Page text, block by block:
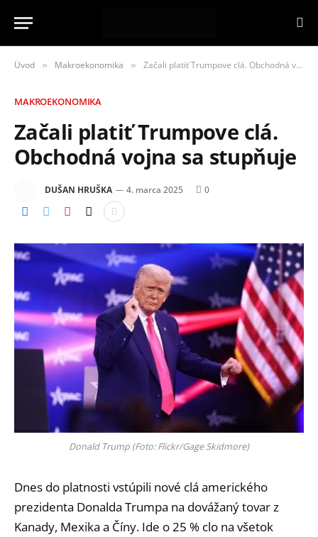
Úvod » Makroekonomika » Začali platiť Trumpove clá. Obchodná vojna sa stupňuje
MAKROEKONOMIKA
Začali platiť Trumpove clá.
Obchodná vojna sa stupňuje
DUŠAN HRUŠKA 4. marca 2025 0
Donald Trump (Foto: Flickr/Gage Skidmore)
Dnes do platnosti vstúpili nové clá amerického
prezidenta Donalda Trumpa na dovážaný tovar z
Kanady, Mexika a Číny. Ide o 25 % clo na všetok